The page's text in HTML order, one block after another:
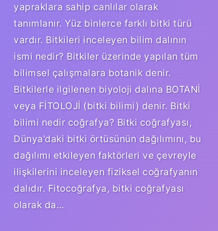
yapraklara sahip canlılar olarak
tanımlanır. Yüz binlerce farklı bitki türü
vardır. Bitkileri inceleyen bilim dalının
ismi nedir? Bitkiler üzerinde yapılan tüm
bilimsel çalışmalara botanik denir.
Bitkilerle ilgilenen biyoloji dalına BOTANİ
veya FİTOLOJİ (bitki bilimi) denir. Bitki
bilimi nedir coğrafya? Bitki coğrafyası,
Dünya’daki bitki örtüsünün dağılımını, bu
dağılımı etkileyen faktörleri ve çevreyle
ilişkilerini inceleyen fiziksel coğrafyanın
dalıdır. Fitocoğrafya, bitki coğrafyası
olarak da…